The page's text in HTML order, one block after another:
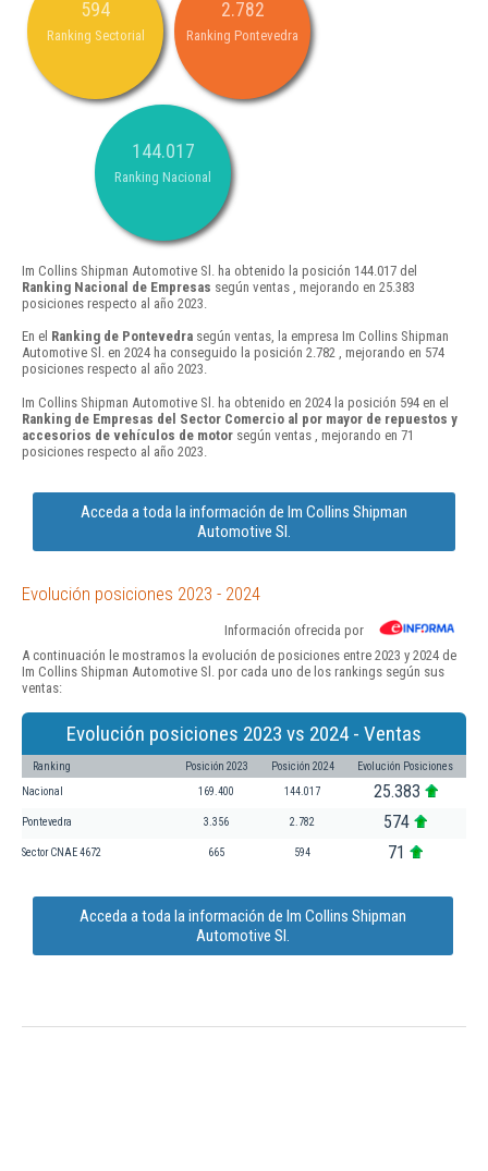
594
Ranking Sectorial
2.782
Ranking Pontevedra
144.017
Ranking Nacional
Im Collins Shipman Automotive Sl. ha obtenido la posición 144.017 del
Ranking Nacional de Empresas según ventas , mejorando en 25.383
posiciones respecto al año 2023.
En el Ranking de Pontevedra según ventas, la empresa Im Collins Shipman
Automotive Sl. en 2024 ha conseguido la posición 2.782 , mejorando en 574
posiciones respecto al año 2023.
Im Collins Shipman Automotive Sl. ha obtenido en 2024 la posición 594 en el
Ranking de Empresas del Sector Comercio al por mayor de repuestos y
accesorios de vehículos de motor según ventas , mejorando en 71
posiciones respecto al año 2023.
Acceda a toda la información de Im Collins Shipman
Automotive Sl.
Evolución posiciones 2023 - 2024
Información ofrecida por
A continuación le mostramos la evolución de posiciones entre 2023 y 2024 de
Im Collins Shipman Automotive Sl. por cada uno de los rankings según sus
ventas:
Evolución posiciones 2023 vs 2024 - Ventas
Ranking Posición 2023 Posición 2024 Evolución Posiciones
Nacional 169.400 144.017 25.383
Pontevedra 3.356 2.782 574
Sector CNAE 4672 665 594 71
Acceda a toda la información de Im Collins Shipman
Automotive Sl.